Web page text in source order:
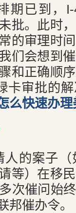
期已到，
批。此时
的审理时
们会想到
和正确顺
卡审批的
么快速办
人的案子
等）在移
次催问始
邦催办令。